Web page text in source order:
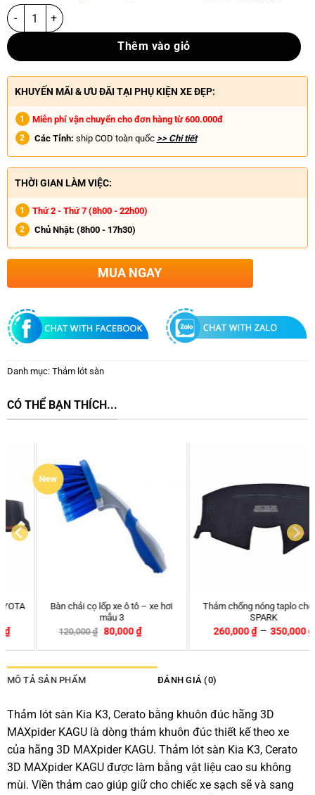
Thêm vào giỏ
KHUYẾN MÃI & ƯU ĐÃI TẠI PHỤ KIỆN XE ĐẸP:
Miễn phí vận chuyển cho đơn hàng từ 600.000đ
Các Tỉnh: ship COD toàn quốc >> Chi tiết
THỜI GIAN LÀM VIỆC:
Thứ 2 - Thứ 7 (8h00 - 22h00)
Chủ Nhật: (8h00 - 17h30)
MUA NGAY
Danh mục: Thảm lót sàn
CÓ THỂ BẠN THÍCH...
Bàn chải cọ lốp xe ô tô – xe hơi
120,000₫ 80,000₫ -33%
Thảm chống nóng taplo cho xe
260,000₫ – 350,000₫
MÔ TẢ SẢN PHẨM ĐÁNH GIÁ (0)
Thảm lót sàn Kia K3, Cerato bằng khuôn đúc hãng 3D
MAXpider KAGU là dòng thảm khuôn đúc thiết kế theo xe
của hãng 3D MAXpider KAGU. Thảm lót sàn Kia K3, Cerato
3D MAXpider KAGU được làm bằng vật liệu cao su không
mùi. Viền thảm cao giúp giữ cho chiếc xe sạch sẽ và sang